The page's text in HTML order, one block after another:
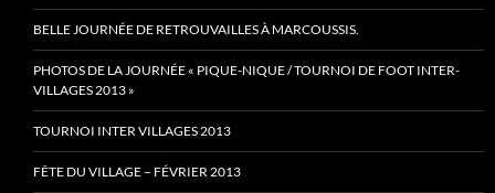
BELLE JOURNÉE DE RETROUVAILLES À MARCOUSSIS.
PHOTOS DE LA JOURNÉE « PIQUE-NIQUE / TOURNOI DE FOOT INTER-
VILLAGES 2013 »
TOURNOI INTER VILLAGES 2013
FÊTE DU VILLAGE – FÉVRIER 2013